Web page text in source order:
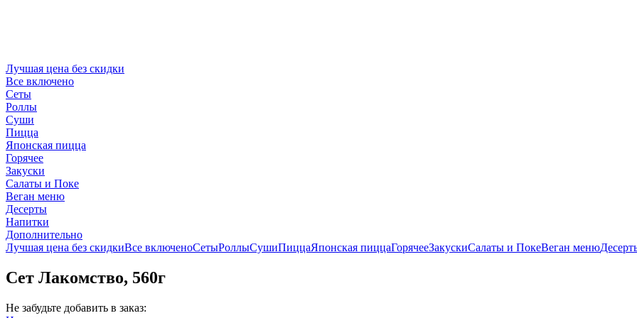
Лучшая цена без скидки
Все включено
Сеты
Роллы
Суши
Пицца
Японская пицца
Горячее
Закуски
Салаты и Поке
Веган меню
Десерты
Напитки
Дополнительно
Лучшая цена без скидкиВсе включеноСетыРоллыСушиПиццаЯпонская пиццаГорячееЗакускиСалаты и ПокеВеган меню
Сет Лакомство, 560г
Не забудьте добавить в заказ: